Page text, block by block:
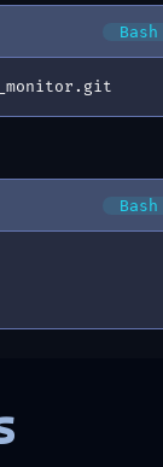
Bash
Bash